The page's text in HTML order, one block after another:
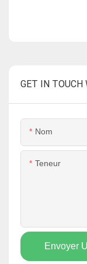
GET IN TOUCH
Nom
Teneur
Envoyer